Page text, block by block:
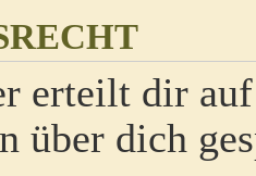
erteilt dir
über dich